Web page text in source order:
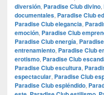
diversión, Paradise Club divino,
documentales, Paradise Club
Paradise Club elegancia,
emoción, Paradise Club
Paradise Club energía,
entrenamiento, Paradise Club
erotismo, Paradise Club
Paradise Club escultura,
espectacular, Paradise Club
Paradise Club espléndido,